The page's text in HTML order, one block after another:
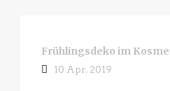
Frühlingsdeko im
10 Apr. 2019